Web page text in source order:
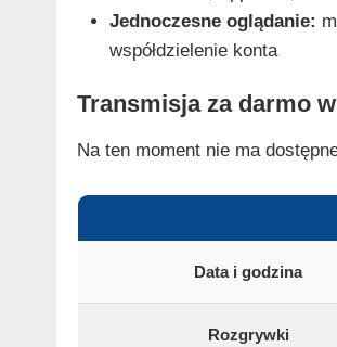
Jednoczesne oglądanie:
współdzielenie konta
Transmisja za darmo
Na ten moment nie ma
Data i godzina
Rozgrywki